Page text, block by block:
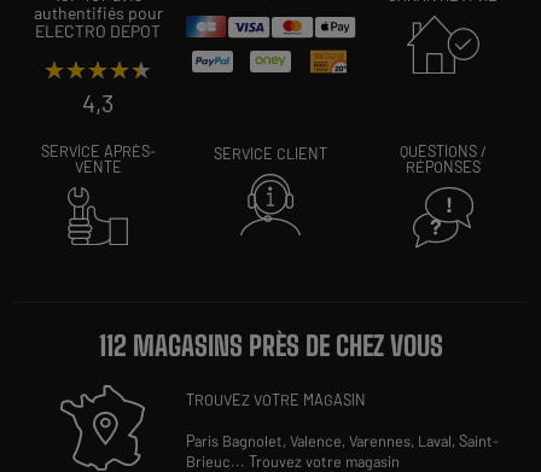
authentifiés pour
ELECTRO DEPOT
★★★★★
★★★★★
4,3
SERVICE APRÈS-
VENTE
SERVICE CLIENT
QUESTIONS /
RÉPONSES
112 MAGASINS PRÈS DE CHEZ VOUS
TROUVEZ VOTRE MAGASIN
Paris Bagnolet,Valence,Varennes, Laval,Saint-
Brieuc...Trouvez votre magasin